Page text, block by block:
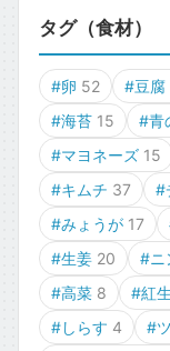
タグ（食材）
#卵 52 #豆腐
#海苔 15 #青
#マヨネーズ 15
#キムチ 37 #
#みょうが 17
#生姜 20 #ニ
#高菜 8 #紅
#しらす 4 #